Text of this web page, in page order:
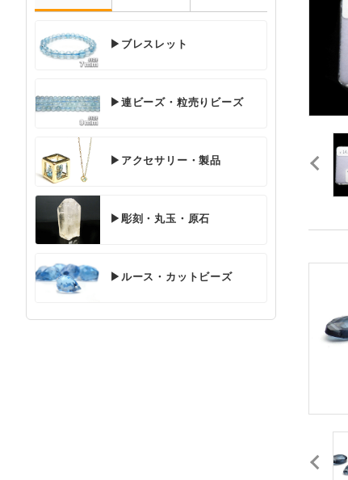
▶ブレスレット
▶連ビーズ・粒売りビーズ
▶アクセサリー・製品
▶彫刻・丸玉・原石
▶ルース・カットビーズ